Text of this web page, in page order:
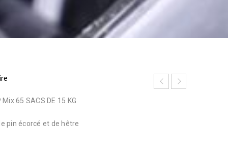
65 SACS DE 15 KG
pin écorcé et de hêtre